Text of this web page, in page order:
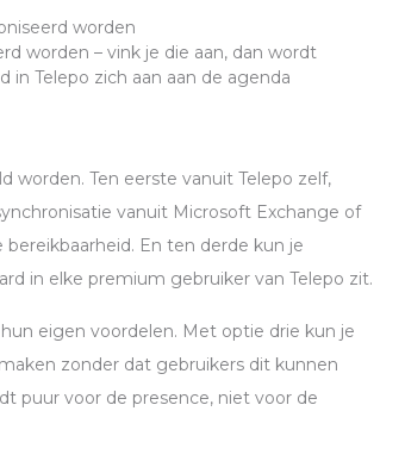
worden
worden – vink je die aan, dan wordt
in Telepo zich aan aan de agenda
worden. Ten eerste vanuit Telepo zelf,
vanuit Microsoft Exchange of
bereikbaarheid. En ten derde kun je
in elke premium gebruiker van Telepo zit.
eigen voordelen. Met optie drie kun je
zonder dat gebruikers dit kunnen
puur voor de presence, niet voor de